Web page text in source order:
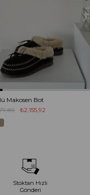
Makosen Bot
₺2.155,92
Stoktan Hızlı
Gönderi